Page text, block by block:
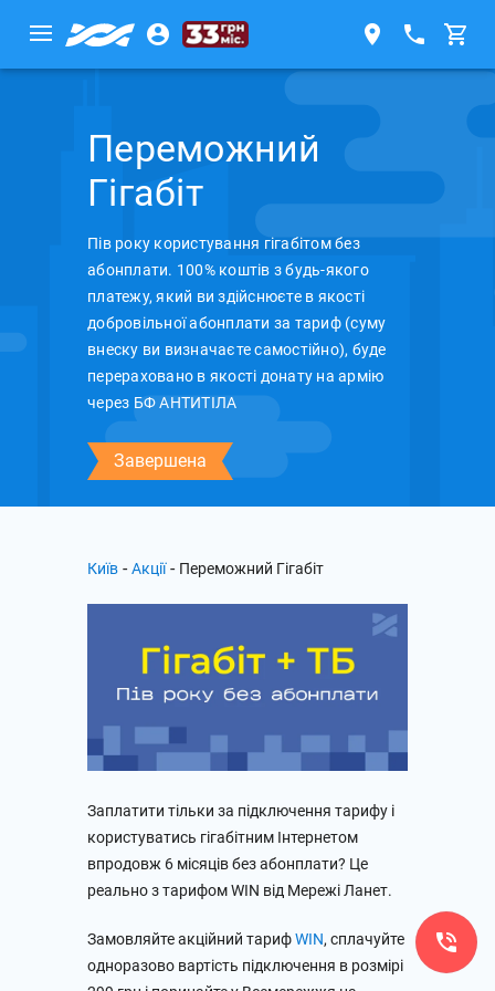
Переможний
Гігабіт
Пів року користування гігабітом без
абонплати. 100% коштів з будь-якого
платежу, який ви здійснюєте в якості
добровільної абонплати за тариф (суму
внеску ви визначаєте самостійно), буде
перераховано в якості донату на армію
через БФ АНТИТІЛА
Завершена
Київ - Акції - Переможний Гігабіт
Заплатити тільки за підключення тарифу і
користуватись гігабітним Інтернетом
впродовж 6 місяців без абонплати? Це
реально з тарифом WIN від Мережі Ланет.
Замовляйте акційний тарифWIN, сплачуйте
одноразово вартість підключення в розмірі